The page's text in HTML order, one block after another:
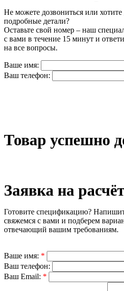
Не можете дозвониться или хотите
подробные детали?
Оставьте свой номер – наш
с вами в течение 15 минут и
на все вопросы.
Ваше имя:
Ваш телефон:
Товар успешно
Заявка на
Готовите спецификацию?
свяжемся с вами и подберем
отвечающий вашим требованиям.
Ваше имя: *
Ваш телефон:
Ваш Email: *